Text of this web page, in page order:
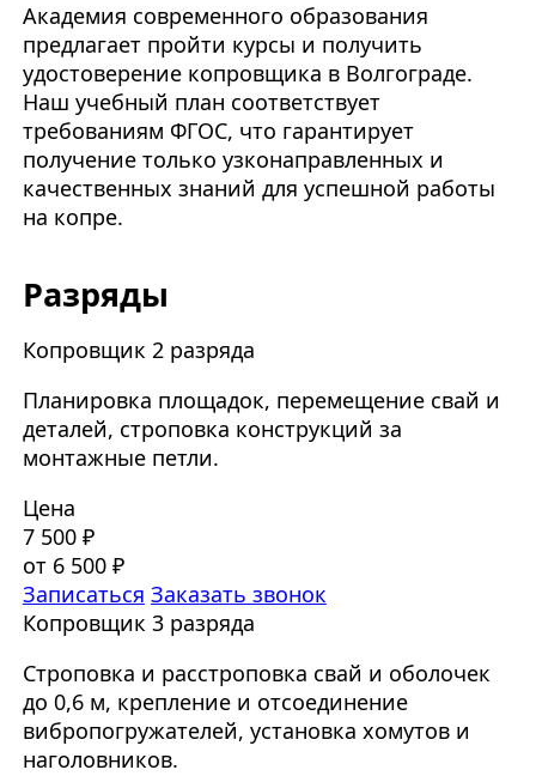
Академия современного образования
предлагает пройти курсы и получить
удостоверение копровщика в Волгограде.
Наш учебный план соответствует
требованиям ФГОС, что гарантирует
получение только узконаправленных и
качественных знаний для успешной работы
на копре.
Разряды
Копровщик 2 разряда
Планировка площадок, перемещение свай и
деталей, строповка конструкций за
монтажные петли.
Цена
7 500 ₽
от 6 500 ₽
Записаться Заказать звонок
Копровщик 3 разряда
Строповка и расстроповка свай и оболочек
до 0,6 м, крепление и отсоединение
вибропогружателей, установка хомутов и
наголовников.